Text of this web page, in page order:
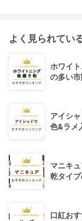
よく見られてい
ホワイ
の多い
アイシ
色&ラメ
マニキ
乾タイ
口紅お